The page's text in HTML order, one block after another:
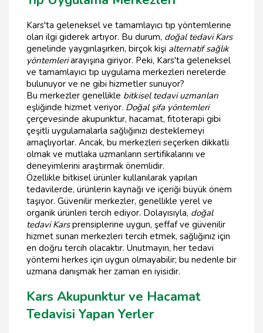
Kars'ta geleneksel ve tamamlayıcı tıp yöntemlerine
olan ilgi giderek artıyor. Bu durum, doğal tedavi Kars
genelinde yaygınlaşırken, birçok kişi alternatif sağlık
yöntemleriarayışına giriyor. Peki, Kars'ta geleneksel
ve tamamlayıcı tıp uygulama merkezleri nerelerde
bulunuyor ve ne gibi hizmetler sunuyor?
Bu merkezler genellikle bitkisel tedavi uzmanları
eşliğinde hizmet veriyor. Doğal şifa yöntemleri
çerçevesinde akupunktur, hacamat, fitoterapi gibi
çeşitli uygulamalarla sağlığınızı desteklemeyi
amaçlıyorlar. Ancak, bu merkezleri seçerken dikkatli
olmak ve mutlaka uzmanların sertifikalarını ve
deneyimlerini araştırmak önemlidir.
Özellikle bitkisel ürünler kullanılarak yapılan
tedavilerde, ürünlerin kaynağı ve içeriği büyük önem
taşıyor. Güvenilir merkezler, genellikle yerel ve
organik ürünleri tercih ediyor. Dolayısıyla, doğal
tedavi Karsprensiplerine uygun, şeffaf ve güvenilir
hizmet sunan merkezleri tercih etmek, sağlığınız için
en doğru tercih olacaktır. Unutmayın, her tedavi
yöntemi herkes için uygun olmayabilir; bu nedenle bir
uzmana danışmak her zaman en iyisidir.
Kars Akupunktur ve Hacamat
Tedavisi Yapan Yerler